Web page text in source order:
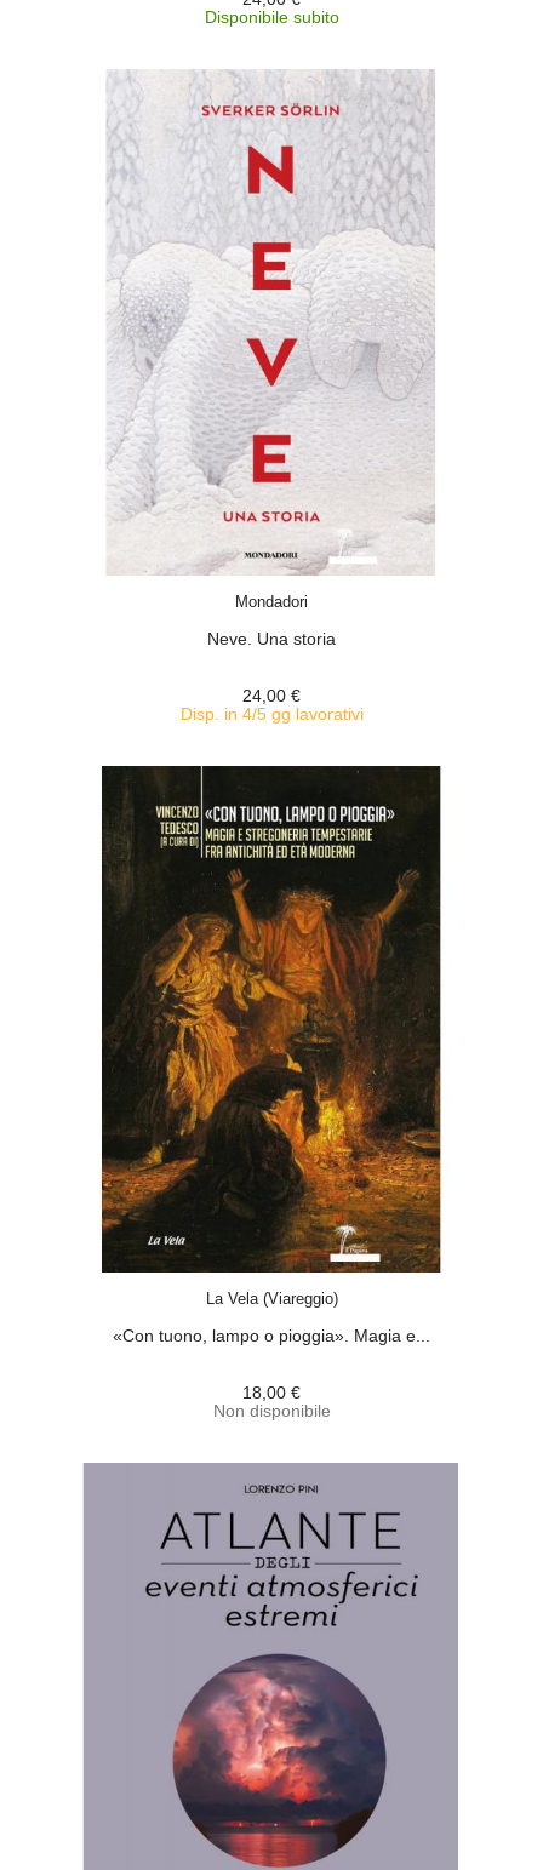
Disponibile subito
Mondadori
Neve. Una storia
24,00 €
Disp. in 4/5 gg lavorativi
La Vela (Viareggio)
«Con tuono, lampo o pioggia». Magia e...
18,00 €
Non disponibile